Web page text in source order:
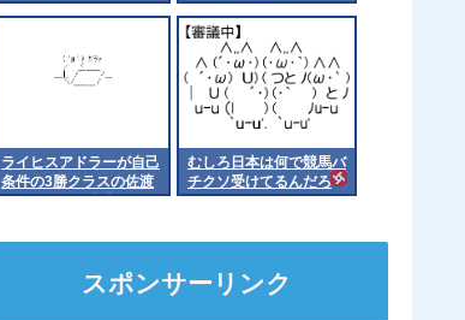
ライヒスアドラーが自己
条件の3勝クラスの佐渡
ステークスに出走
むしろ日本は何で競馬バ
チクソ受けてるんだろ
スポンサーリンク